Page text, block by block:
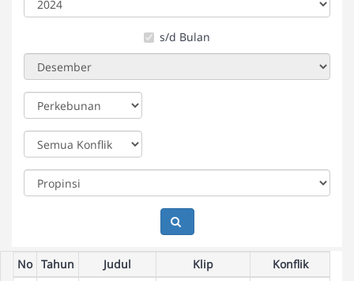
s/d Bulan
No Tahun Judul Klip Konflik